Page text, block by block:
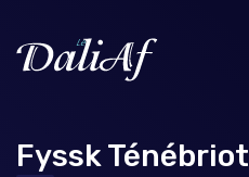
Fyssk Ténébriot